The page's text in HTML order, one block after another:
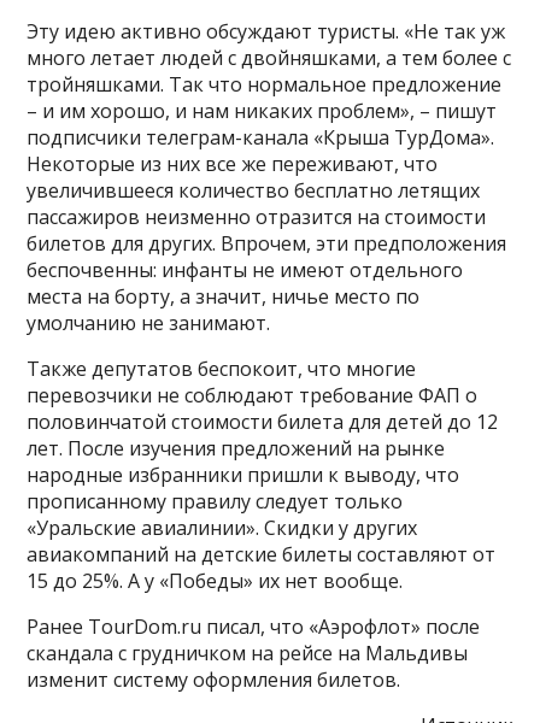
Эту идею активно обсуждают туристы. «Не так уж
много летает людей с двойняшками, а тем более с
тройняшками. Так что нормальное предложение
– и им хорошо, и нам никаких проблем», – пишут
подписчики телеграм-канала «Крыша ТурДома».
Некоторые из них все же переживают, что
увеличившееся количество бесплатно летящих
пассажиров неизменно отразится на стоимости
билетов для других. Впрочем, эти предположения
беспочвенны: инфанты не имеют отдельного
места на борту, а значит, ничье место по
умолчанию не занимают.
Также депутатов беспокоит, что многие
перевозчики не соблюдают требование ФАП о
половинчатой стоимости билета для детей до 12
лет. После изучения предложений на рынке
народные избранники пришли к выводу, что
прописанному правилу следует только
«Уральские авиалинии». Скидки у других
авиакомпаний на детские билеты составляют от
15 до 25%. А у «Победы» их нет вообще.
Ранее TourDom.ru писал, что «Аэрофлот» после
скандала с грудничком на рейсе на Мальдивы
изменит систему оформления билетов.